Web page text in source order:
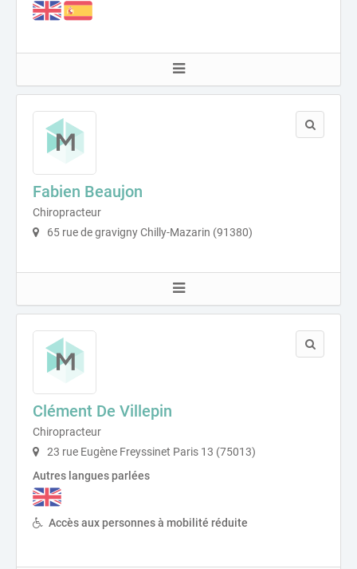
Fabien Beaujon
Chiropracteur
65 rue de gravigny Chilly-Mazarin (91380)
Clément De Villepin
Chiropracteur
23 rue Eugène Freyssinet Paris 13 (75013)
Autres langues parlées
Accès aux personnes à mobilité réduite